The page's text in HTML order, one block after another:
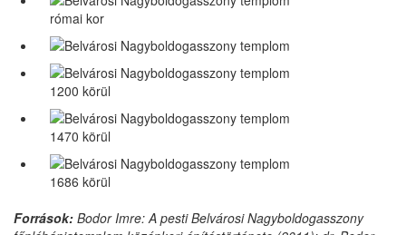
római kor
1200 körül
1470 körül
1686 körül
Források: Bodor Imre: A pesti Belvárosi Nagyboldogasszony